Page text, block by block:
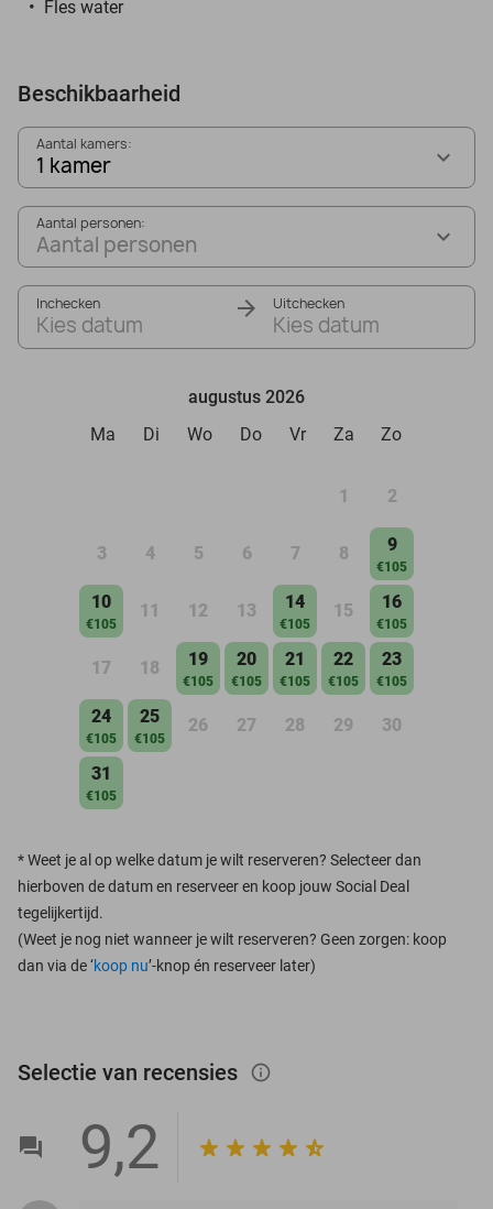
Fles water
Beschikbaarheid
Aantal kamers:
1 kamer
Aantal personen:
Aantal personen
Inchecken
Kies datum
Uitchecken
Kies datum
augustus 2026
Ma
Di Wo Do Vr Za Zo
1 2
3 4 5 6 7 8 9
€105
10
€105
11 12 13 14
€105
15 16
€105
17 18 19
€105
20
€105
21
€105
22
€105
23
€105
24
€105
25
€105
26 27 28 29 30
31
€105
*Weet je al op welke datum je wilt reserveren? Selecteer dan
hierboven de datum en reserveer en koop jouw Social Deal
tegelijkertijd.
(Weet je nog niet wanneer je wilt reserveren? Geen zorgen: koop
dan via de ‘koop nu’-knop én reserveer later)
Selectie van recensies info_outlined
9,2